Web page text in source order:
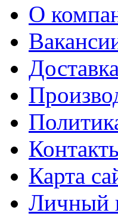
О
Доставка
Карта
Личный